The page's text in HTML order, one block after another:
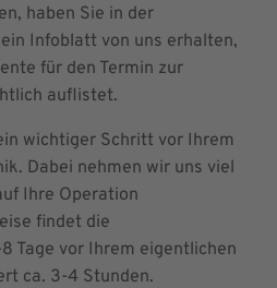
haben Sie in der
Infoblatt von uns erhalten,
für den Termin zur
auflistet.
wichtiger Schritt vor Ihrem
Dabei nehmen wir uns viel
Ihre Operation
findet die
Tage vor Ihrem eigentlichen
ca. 3-4 Stunden.